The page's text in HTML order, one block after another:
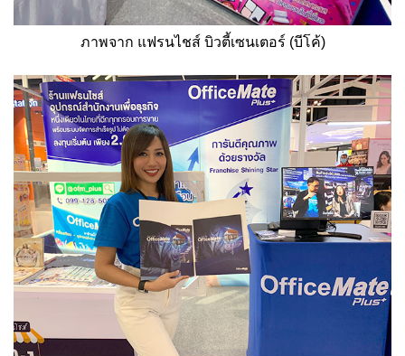
ภาพจาก แฟรนไชส์ บิวตี้เซนเตอร์ (บีโค้)